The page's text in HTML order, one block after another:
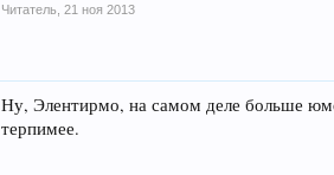
Читатель 21 ноя 2013
Ну, Элентирмо, на самом деле больше
терпимее.